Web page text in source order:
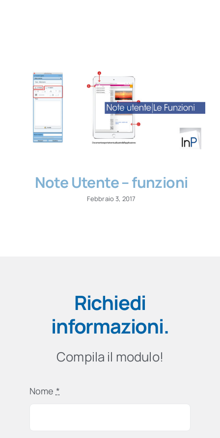
Note Utente – funzioni
Febbraio 3, 2017
Richiedi
informazioni.
Compila il modulo!
Nome *